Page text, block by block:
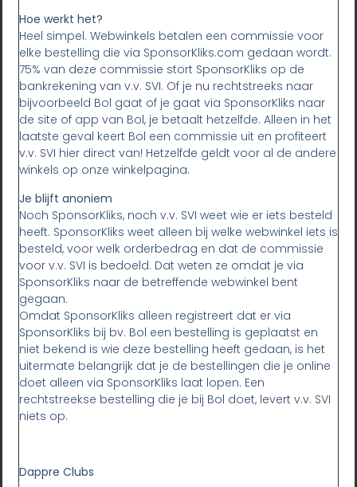
Hoe werkt het?
Heel simpel. Webwinkels betalen een commissie voor
elke bestelling die via SponsorKliks.com gedaan wordt.
75% van deze commissie stort SponsorKliks op de
bankrekening van v.v. SVI. Of je nu rechtstreeks naar
bijvoorbeeld Bol gaat of je gaat via SponsorKliks naar
de site of app van Bol, je betaalt hetzelfde. Alleen in het
laatste geval keert Bol een commissie uit en profiteert
v.v. SVI hier direct van! Hetzelfde geldt voor al de andere
winkels op onze winkelpagina.
Je blijft anoniem
Noch SponsorKliks, noch v.v. SVI weet wie er iets besteld
heeft. SponsorKliks weet alleen bij welke webwinkel iets is
besteld, voor welk orderbedrag en dat de commissie
voor v.v. SVI is bedoeld. Dat weten ze omdat je via
SponsorKliks naar de betreffende webwinkel bent
gegaan.
Omdat SponsorKliks alleen registreert dat er via
SponsorKliks bij bv. Bol een bestelling is geplaatst en
niet bekend is wie deze bestelling heeft gedaan, is het
uitermate belangrijk dat je de bestellingen die je online
doet alleen via SponsorKliks laat lopen. Een
rechtstreekse bestelling die je bij Bol doet, levert v.v. SVI
niets op.
Dappre Clubs